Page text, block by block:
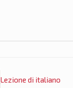
Lezione di italiano